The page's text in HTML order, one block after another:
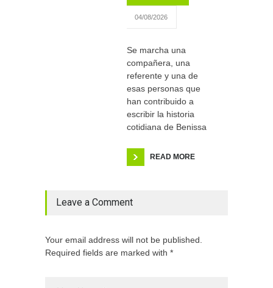
04/08/2026
Se marcha una
compañera, una
referente y una de
esas personas que
han contribuido a
escribir la historia
cotidiana de Benissa
READ MORE
Leave a Comment
Your email address will not be published.
Required fields are marked with *